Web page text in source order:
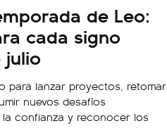
de Leo:
cada signo
julio
para lanzar proyectos, retomar
nuevos desafíos
confianza y reconocer los